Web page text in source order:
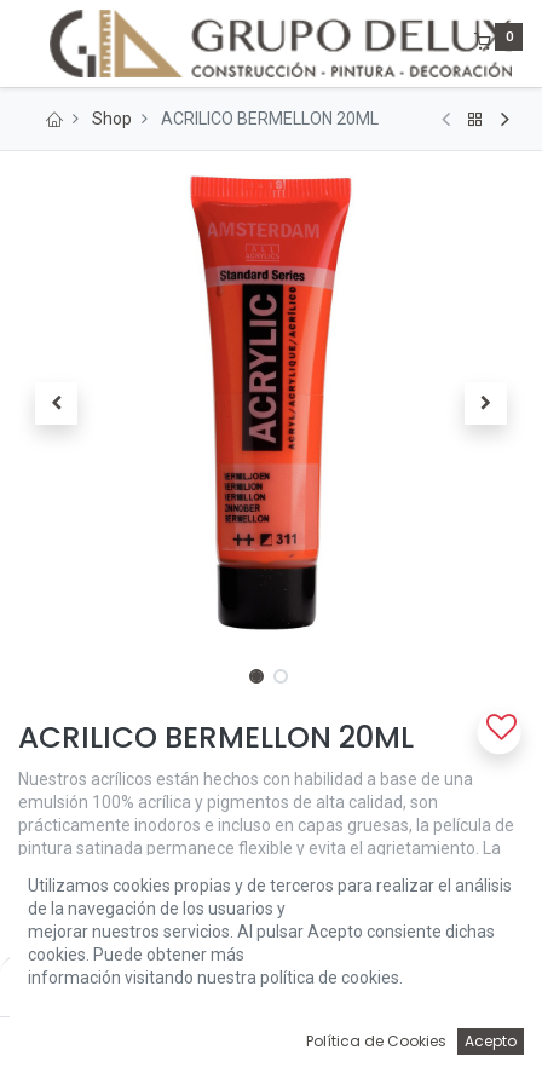
Price:
Add to Cart
0
Shop ACRILICO BERMELLON 20ML
ACRILICO BERMELLON 20ML
Nuestros acrílicos están hechos con habilidad a base de una
emulsión 100% acrílica y pigmentos de alta calidad, son
prácticamente inodoros e incluso en capas gruesas, la película de
pintura satinada permanece flexible y evita el agrietamiento. La
pero también se puede utilizar para una cobertura suave más
fácil. El bermellón (311) es un color semiopaco con muy buena
solidez a la luz (++).
2,52€
Utilizamos cookies propias y de terceros para realizar el análisis
de la navegación de los usuarios y
mejorar nuestros servicios. Al pulsar Acepto consiente dichas
cookies. Puede obtener más
información visitando nuestra política de cookies.
Política de Cookies Acepto